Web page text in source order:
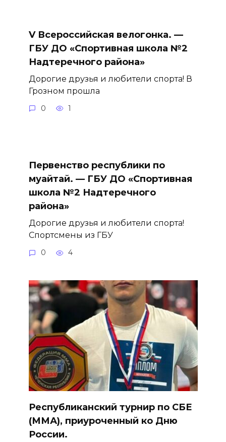
V Всероссийская велогонка. —
ГБУ ДО «Спортивная школа №2
Надтеречного района»
Дорогие друзья и любители спорта! В
Грозном прошла
0 1
Первенство республики по
муайтай. — ГБУ ДО «Спортивная
школа №2 Надтеречного
района»
Дорогие друзья и любители спорта!
Спортсмены из ГБУ
0 4
Республиканский турнир по СБЕ
(ММА), приуроченный ко Дню
России.